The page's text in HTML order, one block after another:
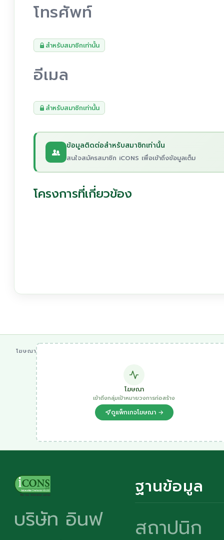
โทรศัพท์
สำหรับสมาชิกเท่านั้น
อีเมล
สำหรับสมาชิกเท่านั้น
ข้อมูลติดต่อสำหรับสมาชิกเท่านั้น
สนใจสมัครสมาชิก iCONS เพื่อเข้าถึงข้อมูลเต็ม
โครงการที่เกี่ยวข้อง
โฆษณา
โฆษณา
เข้าถึงกลุ่มเป้าหมายวงการก่อสร้าง
ดูแพ็กเกจโฆษณา →
บริษัท อินฟ
ฐานข้อมูล
สถาปนิก